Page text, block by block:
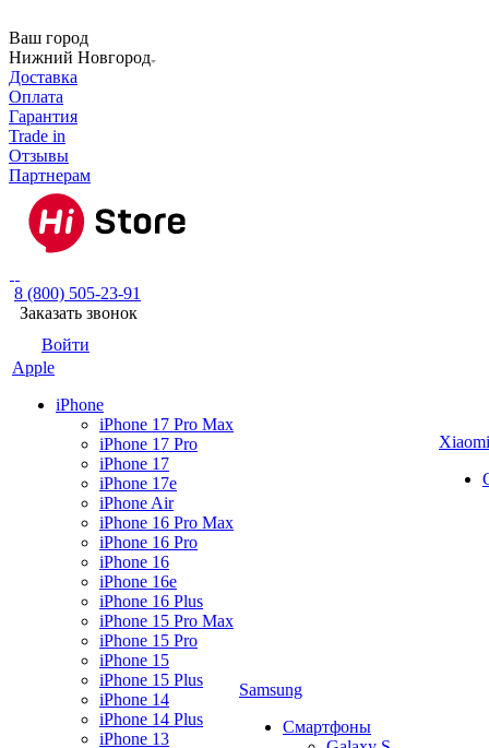
Ваш город
Нижний Новгород
Доставка
Оплата
Гарантия
Trade in
Отзывы
Партнерам
8 (800) 505-23-91
Заказать звонок
Войти
Apple
iPhone
iPhone 17 Pro Max
iPhone 17 Pro
iPhone 17
iPhone 17e
iPhone Air
iPhone 16 Pro Max
iPhone 16 Pro
iPhone 16
iPhone 16e
iPhone 16 Plus
iPhone 15 Pro Max
iPhone 15 Pro
iPhone 15
iPhone 15 Plus
iPhone 14
iPhone 14 Plus
iPhone 13
Samsung
Смартфоны
Xiaomi